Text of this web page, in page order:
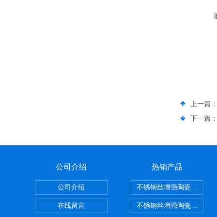
上一篇：
下一篇：
公司介绍
公司介绍
在线留言
热销产品
不锈钢丝增强陶瓷纤维布
不锈钢丝增强陶瓷纤维布应